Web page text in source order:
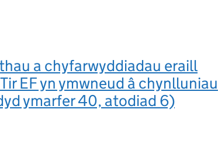
a chyfarwyddiadau eraill
EF yn ymwneud â chynlluniau
ymarfer 40, atodiad 6)